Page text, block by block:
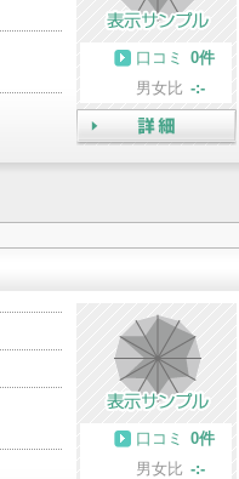
口コミ
0件
男女比 -:-
口コミ
0件
男女比 -:-